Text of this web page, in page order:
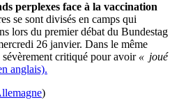
perplexes face à la vaccination
se sont divisés en camps qui
lors du premier débat du Bundestag
26 janvier. Dans le même
critiqué pour avoir « joué
anglais).
)